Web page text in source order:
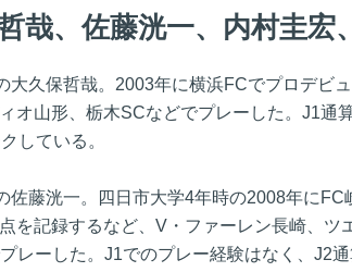
哉、佐藤洸一、内村圭宏
大久保哲哉。2003年に横浜FCでプロデビ
オ山形、栃木SCなどでプレーした。J1通
している。
佐藤洸一。四日市大学4年時の2008年に
を記録するなど、V・ファーレン長崎、ツ
レーした。J1でのプレー経験はなく、J2